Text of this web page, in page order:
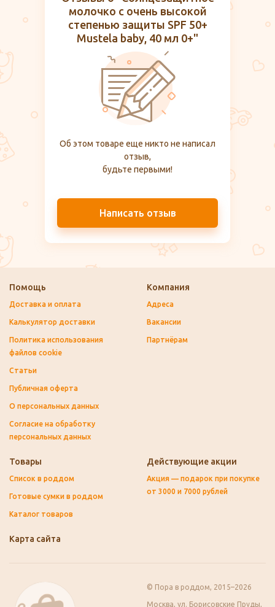
молочко с очень высокой
степенью защиты SPF 50+
Mustela baby, 40 мл 0+"
Об этом товаре еще никто не написал
отзыв,
будьте первыми!
Написать отзыв
Помощь
Доставка и оплата
Калькулятор доставки
Политика использования
файлов cookie
Статьи
Публичная оферта
О персональных данных
Согласие на обработку
персональных данных
Компания
Адреса
Вакансии
Партнёрам
Товары
Список в роддом
Готовые сумки в роддом
Каталог товаров
Действующие акции
Акция — подарок при покупке
от 3000 и 7000 рублей
Карта сайта
© Пора в роддом, 2015–2026
Москва, ул. Борисовские Пруды,